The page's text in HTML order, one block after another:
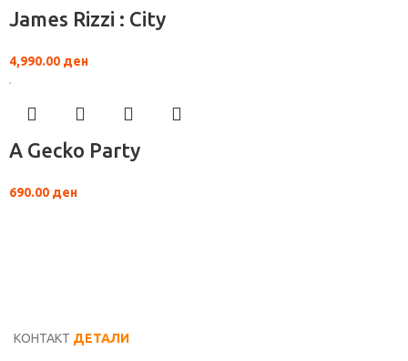
James Rizzi : City
4,990.00 ден
A Gecko Party
690.00 ден
КОНТАКТ ДЕТАЛИ